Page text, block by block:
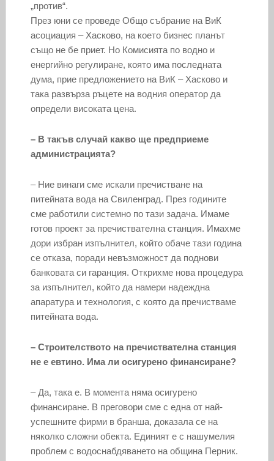
„против“.
През юни се проведе Общо събрание на ВиК
асоциация – Хасково, на което бизнес планът
също не бе приет. Но Комисията по водно и
енергийно регулиране, която има последната
дума, прие предложението на ВиК – Хасково и
така развърза ръцете на водния оператор да
определи високата цена.
– В такъв случай какво ще предприеме
администрацията?
– Ние винаги сме искали пречистване на
питейната вода на Свиленград. През годините
сме работили системно по тази задача. Имаме
готов проект за пречиствателна станция. Имахме
дори избран изпълнител, който обаче тази година
се отказа, поради невъзможност да поднови
банковата си гаранция. Открихме нова процедура
за изпълнител, който да намери надеждна
апаратура и технология, с която да пречистваме
питейната вода.
– Строителството на пречиствателна станция
не е евтино. Има ли осигурено финансиране?
– Да, така е. В момента няма осигурено
финансиране. В преговори сме с една от най-
успешните фирми в бранша, доказала се на
няколко сложни обекта. Единият е с нашумелия
проблем с водоснабдяването на община Перник.